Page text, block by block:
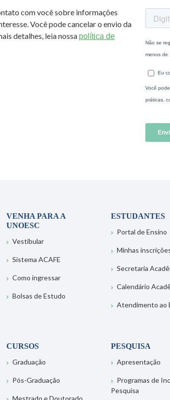
com você sobre informações
Você pode cancelar o envio da
detalhes, leia nossa política de
VENHA PARA A
UNOESC
Vestibular
Sistema ACAFE
Como ingressar
Bolsas de Estudo
ESTUDANTES
Portal de Ensino
Minhas
Secretaria
Calendário
Atendimento ao
CURSOS
Graduação
Pós-Graduação
Mestrado e Doutorado
PESQUISA
Apresentação
Programas de
Pesquisa